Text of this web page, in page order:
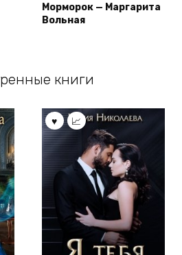
Морморок — Маргарита
Вольная
книги